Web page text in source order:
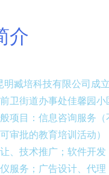
介
明臧培科技有限公司成
卫街道办事处佳馨园
项目：信息咨询服务
可审批的教育培训活动
、技术推广；软件开
服务；广告设计、代